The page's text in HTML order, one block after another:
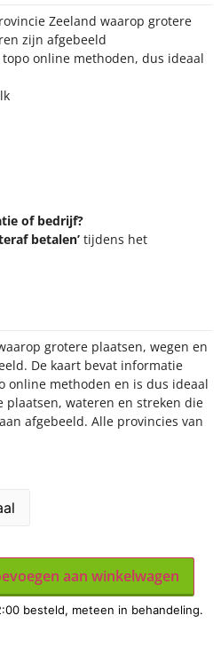
Zeeland waarop grotere
zijn afgebeeld
online methoden, dus ideaal
of bedrijf?
betalen’ tijdens het
grotere plaatsen, wegen en
De kaart bevat informatie
online methoden en is dus ideaal
plaatsen, wateren en streken die
afgebeeld. Alle provincies van
aan winkelwagen